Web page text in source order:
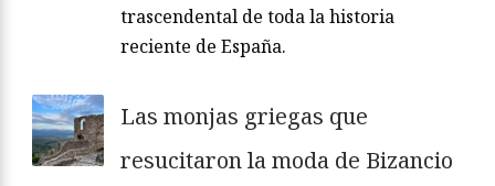
trascendental de toda la historia
reciente de España.
Las monjas griegas que
resucitaron la moda de Bizancio